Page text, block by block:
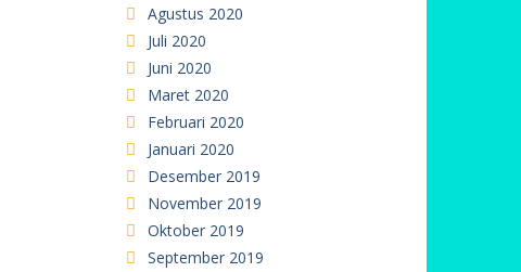
Agustus 2020
Juli 2020
Juni 2020
Maret 2020
Februari 2020
Januari 2020
Desember 2019
November 2019
Oktober 2019
September 2019